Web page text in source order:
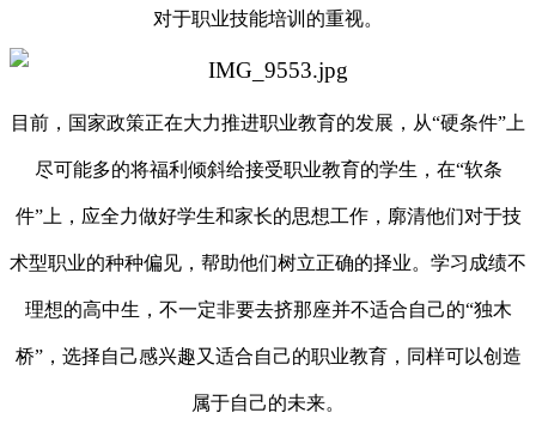
对于职业技能培训的重视。
目前，国家政策正在大力推进职业教育的发展，从“硬条件”上
尽可能多的将福利倾斜给接受职业教育的学生，在“软条
件”上，应全力做好学生和家长的思想工作，廓清他们对于技
术型职业的种种偏见，帮助他们树立正确的择业。学习成绩不
理想的高中生，不一定非要去挤那座并不适合自己的“独木
桥”，选择自己感兴趣又适合自己的职业教育，同样可以创造
属于自己的未来。